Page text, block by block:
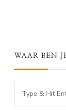
WAAR BEN
Looking
for